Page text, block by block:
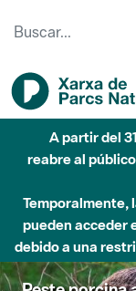
A partir del
reabre al
Temporalmente,
pueden acceder
debido a una